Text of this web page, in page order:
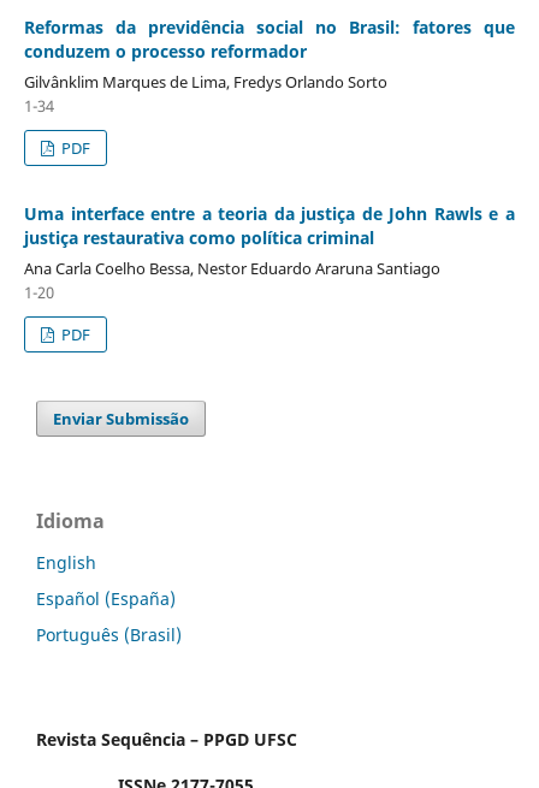
Reformas da previdência social no Brasil: fatores que
conduzem o processo reformador
Gilvânklim Marques de Lima, Fredys Orlando Sorto
1-34
PDF
Uma interface entre a teoria da justiça de John Rawls e a
justiça restaurativa como política criminal
Ana Carla Coelho Bessa, Nestor Eduardo Araruna Santiago
1-20
PDF
Enviar Submissão
Idioma
English
Español (España)
Português (Brasil)
Revista Sequência – PPGD UFSC